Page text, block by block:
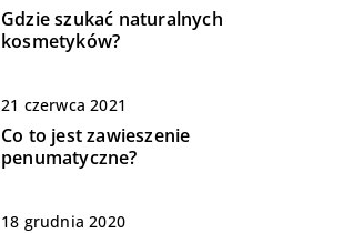
Gdzie szukać naturalnych
kosmetyków?
21 czerwca 2021
Co to jest zawieszenie
penumatyczne?
18 grudnia 2020